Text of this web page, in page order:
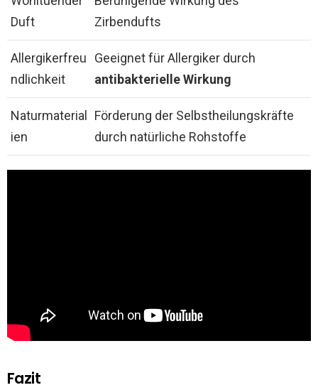
Duft
Zirbendufts
Allergikerfreu
ndlichkeit
Geeignet für Allergiker durch
antibakterielle Wirkung
Naturmaterial
ien
Förderung der Selbstheilungskräfte
durch natürliche Rohstoffe
Fazit